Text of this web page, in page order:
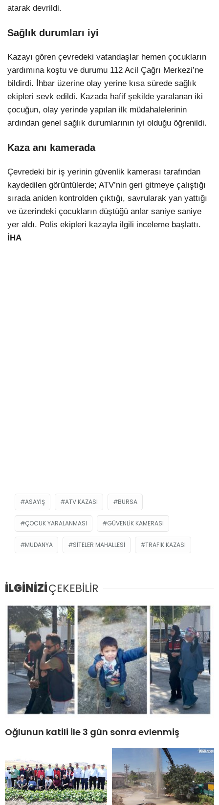
atarak devrildi.
Sağlık durumları iyi
Kazayı gören çevredeki vatandaşlar hemen çocukların
yardımına koştu ve durumu 112 Acil Çağrı Merkezi’ne
bildirdi. İhbar üzerine olay yerine kısa sürede sağlık
ekipleri sevk edildi. Kazada hafif şekilde yaralanan iki
çocuğun, olay yerinde yapılan ilk müdahalelerinin
ardından genel sağlık durumlarının iyi olduğu öğrenildi.
Kaza anı kamerada
Çevredeki bir iş yerinin güvenlik kamerası tarafından
kaydedilen görüntülerde; ATV’nin geri gitmeye çalıştığı
sırada aniden kontrolden çıktığı, savrularak yan yattığı
ve üzerindeki çocukların düştüğü anlar saniye saniye
yer aldı. Polis ekipleri kazayla ilgili inceleme başlattı.
İHA
ASAYIŞ ATV KAZASI BURSA
ÇOCUK YARALANMASI GÜVENLIK KAMERASI
MUDANYA SITELER MAHALLESI TRAFIK KAZASI
İLGİNİZİÇEKEBİLİR
Oğlunun katili ile 3 gün sonra evlenmiş